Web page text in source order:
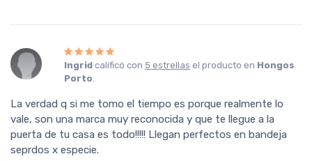
Ingrid calificó con5 estrellas el producto en Hongos
Porto.
La verdad q si me tomo el tiempo es porque realmente lo
vale, son una marca muy reconocida y que te llegue a la
puerta de tu casa es todo!!!!! Llegan perfectos en bandeja
seprdos x especie.